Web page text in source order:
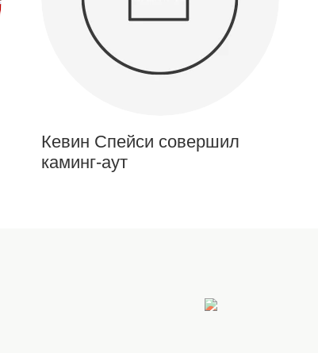
Кевин Спейси совершил
каминг-аут